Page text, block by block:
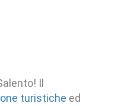
Il
turistiche ed